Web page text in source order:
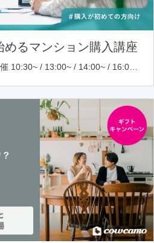
めるマンション購入講座